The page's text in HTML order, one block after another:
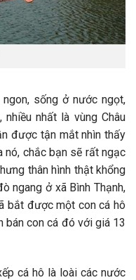
sống ở nước ngọt,
nhất là vùng Châu
được tận mắt nhìn thấy
nó, chắc bạn sẽ rất ngạc
thân hình thật khổng
ngang ở xã Bình Thạnh,
bắt được một con cá hô
bán con cá đó với giá 13
cá hô là loài các nước